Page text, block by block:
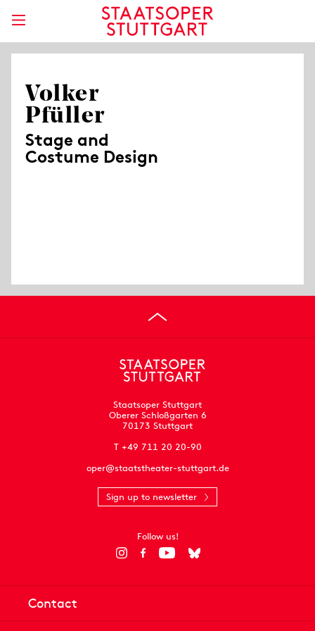
Volker
Pfüller
Stage and
Costume Design
Staatsoper Stuttgart
Oberer Schloßgarten 6
70173 Stuttgart
T +49 711 20 20-90
oper@staatstheater-stuttgart.de
Sign up to newsletter
Follow us!
Contact